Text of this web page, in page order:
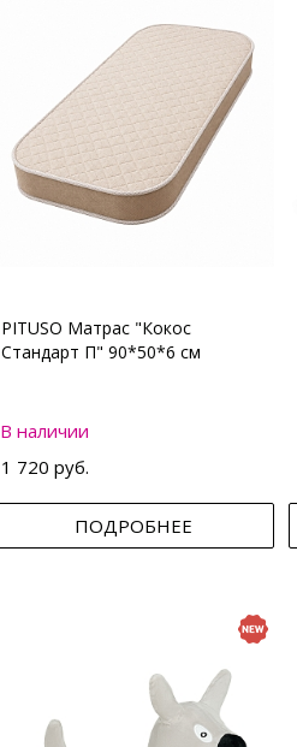
PITUSO Матрас "Кокос
Стандарт П" 90*50*6 см
В наличии
1 720 руб.
ПОДРОБНЕЕ